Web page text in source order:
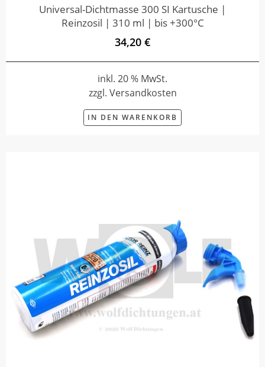
Universal-Dichtmasse 300 SI Kartusche |
Reinzosil | 310 ml | bis +300°C
34,20 €
inkl. 20 % MwSt.
zzgl. Versandkosten
IN DEN WARENKORB